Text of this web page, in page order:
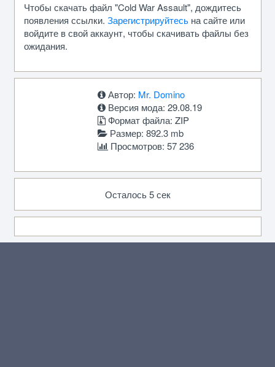
Чтобы скачать файл "Cold War Assault", дождитесь
появления ссылки. Зарегистрируйтесьна сайте или
войдите в свой аккаунт, чтобы скачивать файлы без
ожидания.
Автор: Mr. Domino
Версия мода: 29.08.19
Формат файла: ZIP
Размер: 892.3 mb
Просмотров: 57 236
Осталось 5 сек